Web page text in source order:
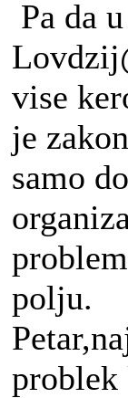
Pa da
vise
je zakon
samo
polju.
problek